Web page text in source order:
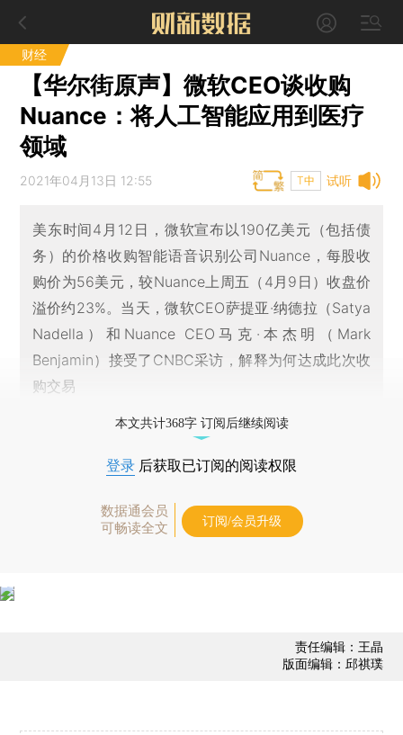
财经
【华尔街原声】微软CEO谈收购
Nuance：将人工智能应用到医疗
领域
试听
2021年04月13日 12:55 T中
美东时间4月12日，微软宣布以190亿美元（包括债
务）的价格收购智能语音识别公司Nuance，每股收
购价为56美元，较Nuance上周五（4月9日）收盘价
溢价约23%。当天，微软CEO萨提亚·纳德拉（Satya
Nadella）和Nuance CEO马克·本杰明（Mark
Benjamin）接受了CNBC采访，解释为何达成此次收
购交易
本文共计368字 订阅后继续阅读
登录 后获取已订阅的阅读权限
数据通会员
可畅读全文
订阅/会员升级
责任编辑：王晶
版面编辑：邱祺璞